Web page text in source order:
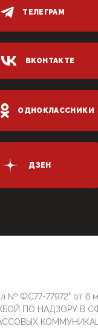
ТЕЛЕГРАМ
ВКОНТАКТЕ
ОДНОКЛАССНИКИ
ДЗЕН
№ ФС77-77972" от 6
ПО НАДЗОРУ В